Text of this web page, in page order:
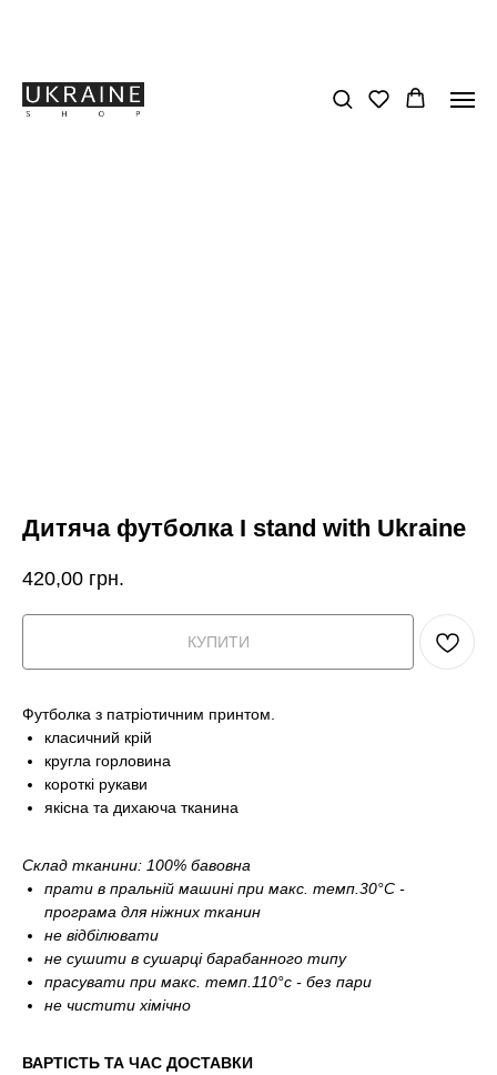
Дитяча футболка I stand with Ukraine
420,00 грн.
КУПИТИ
Футболка з патріотичним принтом.
класичний крій
кругла горловина
короткі рукави
якісна та дихаюча тканина
Склад тканини: 100% бавовна
прати в пральній машині при макс. темп.30°С -
програма для ніжних тканин
не відбілювати
не сушити в сушарці барабанного типу
прасувати при макс. темп.110°c - без пари
не чистити хімічно
ВАРТІСТЬ ТА ЧАС ДОСТАВКИ